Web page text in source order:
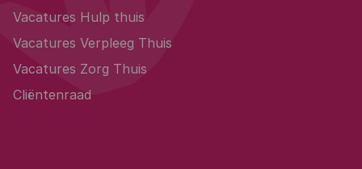
Vacatures Hulp thuis
Vacatures Verpleeg Thuis
Vacatures Zorg Thuis
Cliëntenraad